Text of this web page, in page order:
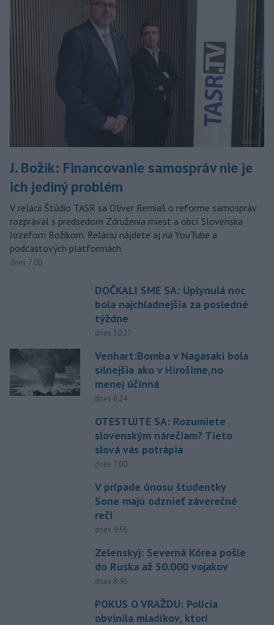
J. Božik: Financovanie samospráv nie je
ich jediný problém
V relácii Štúdio TASR sa Oliver Remiaš o reforme samospráv
rozprával s predsedom Združenia miest a obcí Slovenska
Jozefom Božikom. Reláciu nájdete aj na YouTube a
podcastových platformách.
dnes 7:00
DOČKALI SME SA: Uplynulá noc
bola najchladnejšia za posledné
týždne
dnes 10:27
Venhart:Bomba v Nagasaki bola
silnejšia ako v Hirošime,no
menej účinná
dnes 8:24
OTESTUJTE SA: Rozumiete
slovenským nárečiam? Tieto
slová vás potrápia
dnes 7:00
V prípade únosu študentky
Sone majú odznieť záverečné
reči
dnes 9:36
Zelenskyj: Severná Kórea pošle
do Ruska až 50.000 vojakov
dnes 8:46
POKUS O VRAŽDU: Polícia
obvinila mladíkov, ktorí